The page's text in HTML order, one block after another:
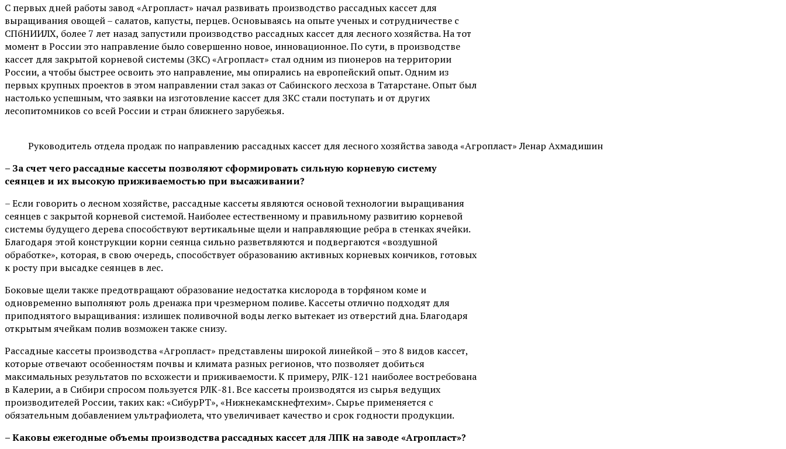
С первых дней работы завод «Агропласт» начал развивать производство рассадных кассет для
выращивания овощей – салатов, капусты, перцев. Основываясь на опыте ученых и сотрудничестве с
СПбНИИЛХ, более 7 лет назад запустили производство рассадных кассет для лесного хозяйства. На тот
момент в России это направление было совершенно новое, инновационное. По сути, в производстве
кассет для закрытой корневой системы (ЗКС) «Агропласт» стал одним из пионеров на территории
России, а чтобы быстрее освоить это направление, мы опирались на европейский опыт. Одним из
первых крупных проектов в этом направлении стал заказ от Сабинского лесхоза в Татарстане. Опыт был
настолько успешным, что заявки на изготовление кассет для ЗКС стали поступать и от других
лесопитомников со всей России и стран ближнего зарубежья.
Руководитель отдела продаж по направлению рассадных кассет для лесного хозяйства завода «Агропласт» Ленар Ахмадишин
– За счет чего рассадные кассеты позволяют сформировать сильную корневую систему
сеянцев и их высокую приживаемостью при высаживании?
– Если говорить о лесном хозяйстве, рассадные кассеты являются основой технологии выращивания
сеянцев с закрытой корневой системой. Наиболее естественному и правильному развитию корневой
системы будущего дерева способствуют вертикальные щели и направляющие ребра в стенках ячейки.
Благодаря этой конструкции корни сеянца сильно разветвляются и подвергаются «воздушной
обработке», которая, в свою очередь, способствует образованию активных корневых кончиков, готовых
к росту при высадке сеянцев в лес.
Боковые щели также предотвращают образование недостатка кислорода в торфяном коме и
одновременно выполняют роль дренажа при чрезмерном поливе. Кассеты отлично подходят для
приподнятого выращивания: излишек поливочной воды легко вытекает из отверстий дна. Благодаря
открытым ячейкам полив возможен также снизу.
Рассадные кассеты производства «Агропласт» представлены широкой линейкой – это 8 видов кассет,
которые отвечают особенностям почвы и климата разных регионов, что поз­воляет добиться
максимальных результатов по всхожести и приживаемости. К примеру, РЛК-121 наиболее востребована
в Калерии, а в Сибири спросом пользуется РЛК-81. Все кассеты производятся из сырья ведущих
производителей России, таких как: «СибурРТ», «Нижнекамскнефтехим». Сырье применяется с
обязательным добавлением ультрафиолета, что увеличивает качество и срок годнос­ти продукции.
– Каковы ежегодные объемы производства рассадных кассет для ЛПК на заводе «Агропласт»?